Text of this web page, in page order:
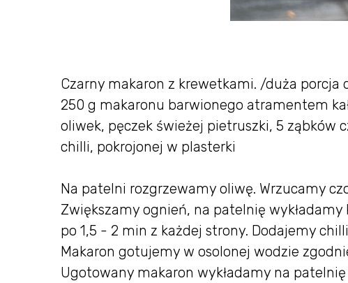
Czarny makaron z krewetkami. /duża porcja
250 g makaronu barwionego atramentem
oliwek, pęczek świeżej pietruszki, 5 ząbków
chilli, pokrojonej w plasterki
Na patelni rozgrzewamy oliwę. Wrzucamy
Zwiększamy ognień, na patelnię
po 1,5 - 2 min z każdej strony. Dodajemy
Makaron gotujemy w osolonej wodzie
Ugotowany makaron wykładamy na